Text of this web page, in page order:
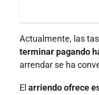
Actualmente, las
terminar pagando
arrendar se ha
El arriendo ofrece